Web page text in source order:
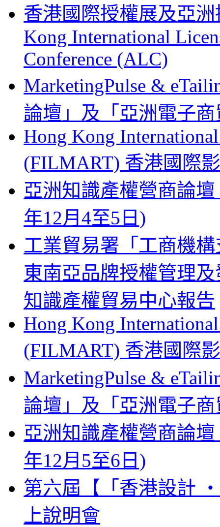
香港國際授權展及亞
Kong International
Conference (ALC)
MarketingPulse &
論壇」及「亞洲電子商
Hong Kong
(FILMART) 香港國際
亞洲知識產權營商論壇
年12月4至5日)
工業貿易署「工商機
東南亞品牌授權管理
知識產權貿易中心報告
Hong Kong
(FILMART) 香港國際
MarketingPulse &
論壇」及「亞洲電子商
亞洲知識產權營商論壇
年12月5至6日)
第六屆【「香港設計
上說明會